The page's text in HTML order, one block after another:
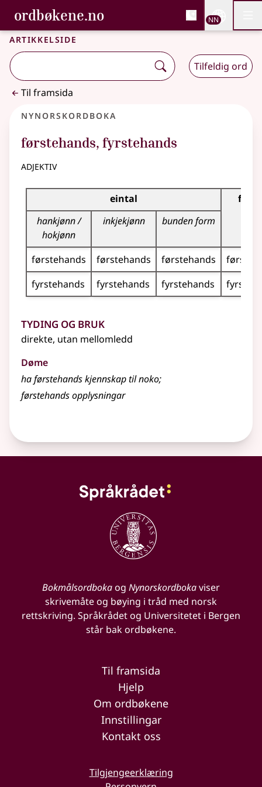
Gå til hovudinnhald
Tilgjenge
ordbøkene.no, Bokmålsordboka og
Bokmålsordboka og Nynorskordboka
NN
Artikkelside
Tilfeldig ord
Til framsida
Nynorskordboka
førstehands, fyrstehands
adjektiv
Bøyningstabell for dette adjektivet
eintal
hankjønn /
hokjønn
inkjekjønn bunden form
førstehands førstehands førstehands
fyrstehands
fyrstehands fyrstehands
Tyding og bruk
direkte, utan mellomledd
Døme
haførstehandskjennskap til noko;
førstehandsopplysningar
Bokmålsordbokaog Nynorskordbokaviser
skrivemåte og bøying i tråd med norsk
rettskriving. Språkrådet og Universitetet i Bergen
står bak ordbøkene.
Til framsida
Hjelp
Om ordbøkene
Innstillingar
Kontakt oss
Tilgjengeerklæring